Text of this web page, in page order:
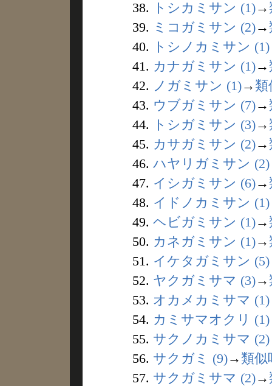
38.
トシカミサン (1)→
39. ミコガミサン (2)→
40.
トシノカミサン (1)
41. カナガミサン (1)→
42. ノガミサン (1)→ 類
43. ウブガミサン (7)→
44.
トシガミサン (3)→
45. カサガミサン (2)→
46. ハヤリガミサン (2)
47. イシガミサン (6)→
48. イドノカミサン (1)
49. ヘビガミサン (1)→
50. カネガミサン (1)→
51. イケタガミサン (5)
52. ヤクガミサマ (3)→
53. オカメカミサマ (1)
54. カミサマオクリ (1)
55. サクノカミサマ (2)
56. サクガミ (9)→ 類似
57. サクガミサマ (2)→